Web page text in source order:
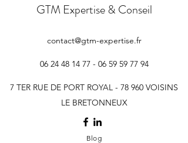
Expert-comptable en
création de SCI dans les
Yvelines : constituer et gérer
sa société civile immobilière
— Cabinet GTM Voisins-le-
GTM Expertise & Conseil
contact@gtm-expertise.fr
06 24 48 14 77 - 06 59 5977 94
7 TER RUE DE PORT ROYAL - 78 960 VOISINS
LE BRETONNEUX
Blog